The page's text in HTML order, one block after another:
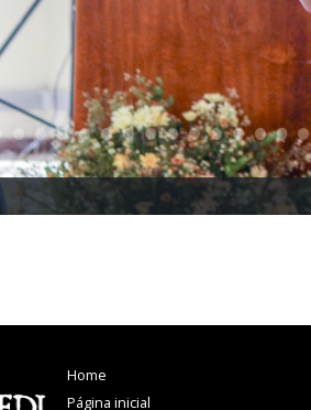
Home
Página inicial